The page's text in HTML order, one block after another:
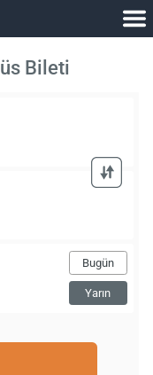
Bileti
Bugün
Yarın